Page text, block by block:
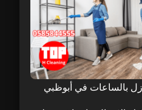
بالساعات في أبوظبي